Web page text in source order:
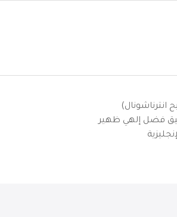
انترناشونال)
فضل إلهي ظهير